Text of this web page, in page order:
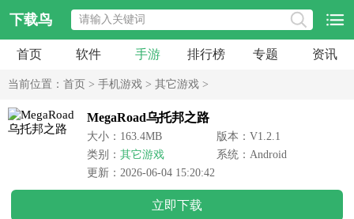
下载鸟
首页 软件 手游 排行榜 专题 资讯
当前位置： 首页 > 手机游戏 > 其它游戏 >
MegaRoad乌托邦之路
大小：163.4MB
版本：V1.2.1
类别： 其它游戏
系统：Android
更新：2026-06-04 15:20:42
立即下载